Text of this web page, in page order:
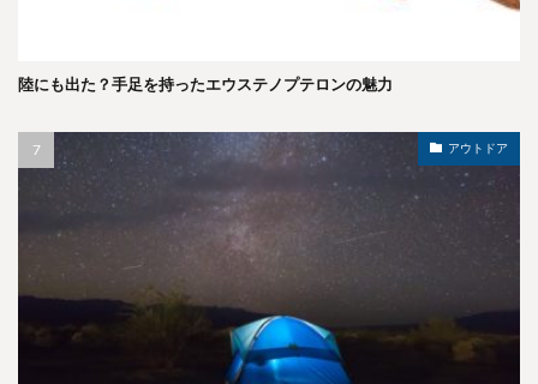
陸にも出た？手足を持ったエウステノプテロンの魅力
アウトドア